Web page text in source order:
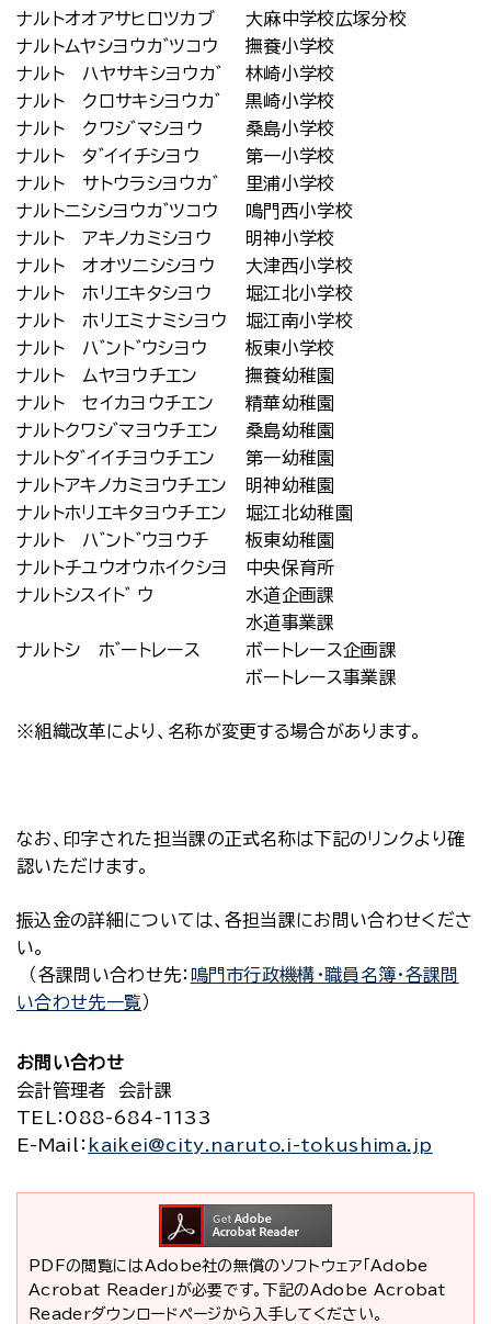
ナルトオオアサヒロツカブ
大麻中学校広塚分校
ナルトムヤシヨウカ゛ツコウ
撫養小学校
ナルト ハヤサキシヨウカ゛
林崎小学校
ナルト クロサキシヨウカ゛
黒崎小学校
ナルト クワシ゛マシヨウ
桑島小学校
ナルト タ゛イイチシヨウ
第一小学校
ナルト サトウラシヨウカ゛
里浦小学校
ナルトニシシヨウカ゛ツコウ
鳴門西小学校
ナルト アキノカミシヨウ
明神小学校
ナルト オオツニシシヨウ
大津西小学校
ナルト ホリエキタシヨウ
堀江北小学校
ナルト ホリエミナミシヨウ
堀江南小学校
ナルト ハ゛ント゛ウシヨウ
板東小学校
ナルト ムヤヨウチエン
撫養幼稚園
ナルト セイカヨウチエン
精華幼稚園
ナルトクワシ゛マヨウチエン
桑島幼稚園
ナルトタ゛イイチヨウチエン
第一幼稚園
ナルトアキノカミヨウチエン
明神幼稚園
ナルトホリエキタヨウチエン
堀江北幼稚園
ナルト ハ゛ント゛ウヨウチ
板東幼稚園
ナルトチユウオウホイクシヨ
中央保育所
ナルトシスイト゛ ウ
水道企画課
水道事業課
ナルトシ ホ゛ートレース
ボートレース企画課
ボートレース事業課
※組織改革により、名称が変更する場合があります。
なお、印字された担当課の正式名称は下記のリンクより確
認いただけます。
振込金の詳細については、各担当課にお問い合わせくださ
い。
（各課問い合わせ先： 鳴門市行政機構・職員名簿・各課問
い合わせ先一覧 ）
お問い合わせ
会計管理者 会計課
TEL
：088-684-1133
E-Mail
： kaikei@city.naruto.i-tokushima.jp
PDFの閲覧にはAdobe社の無償のソフトウェア「Adobe
Acrobat Reader」が必要です。下記のAdobe Acrobat
Readerダウンロードページから入手してください。